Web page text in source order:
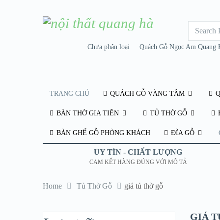
Chưa phân loại Quách Gỗ Ngọc Am Quang
TRANG CHỦ QUÁCH GỖ VÀNG TÂM
BÀN THỜ GIA TIÊN TỦ THỜ GỖ
BÀN GHẾ GỖ PHÒNG KHÁCH ĐĨA GỖ
UY TÍN - CHẤT LƯỢNG
CAM KẾT HÀNG ĐÚNG VỚI MÔ TẢ
Home Tủ Thờ Gỗ giá tủ thờ gỗ
GIÁ